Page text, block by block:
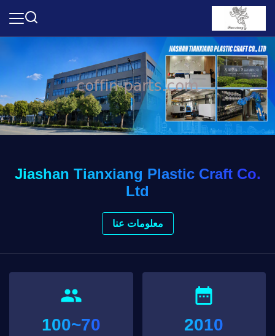
Jiashan Tianxiang Plastic Craft Co.
Ltd
معلومات عنا
2010
70~100